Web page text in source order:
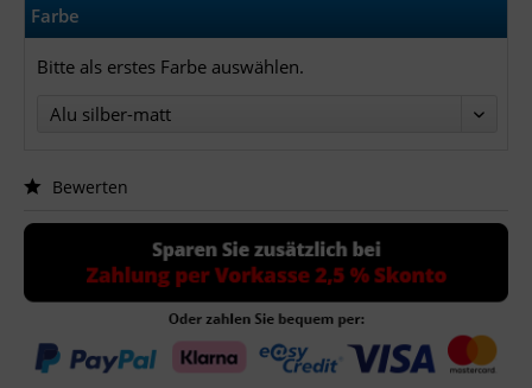
Farbe
Bitte als erstes Farbe auswählen.
Bewerten